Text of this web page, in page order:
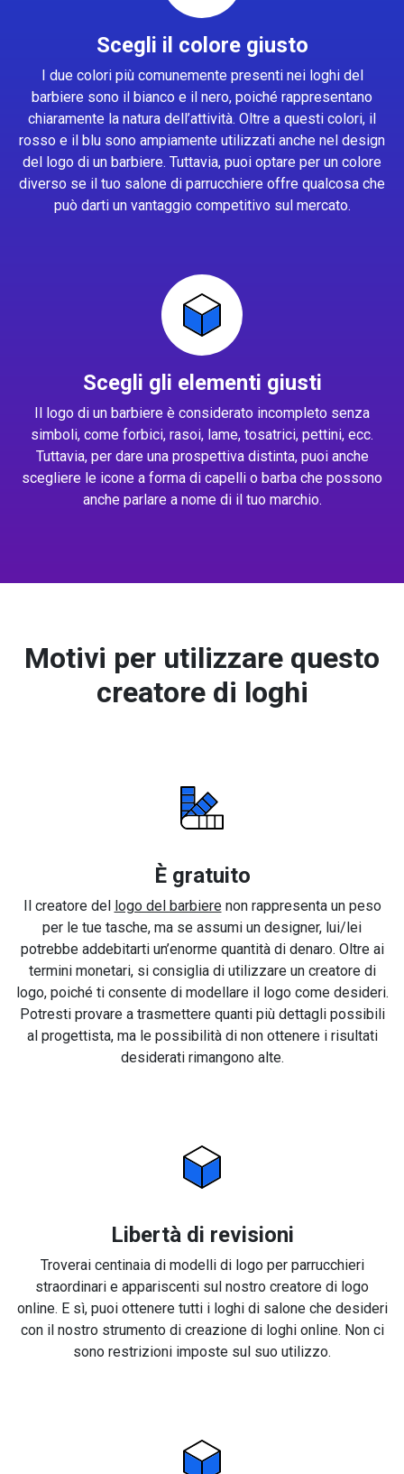
Scegli il colore giusto
I due colori più comunemente presenti nei loghi del
barbiere sono il bianco e il nero, poiché rappresentano
chiaramente la natura dell’attività. Oltre a questi colori, il
rosso e il blu sono ampiamente utilizzati anche nel design
del logo di un barbiere. Tuttavia, puoi optare per un colore
diverso se il tuo salone di parrucchiere offre qualcosa che
può darti un vantaggio competitivo sul mercato.
Scegli gli elementi giusti
Il logo di un barbiere è considerato incompleto senza
simboli, come forbici, rasoi, lame, tosatrici, pettini, ecc.
Tuttavia, per dare una prospettiva distinta, puoi anche
scegliere le icone a forma di capelli o barba che possono
anche parlare a nome di il tuo marchio.
Motivi per utilizzare questo
creatore di loghi
È gratuito
Il creatore del logo del barbierenon rappresenta un peso
per le tue tasche, ma se assumi un designer, lui/lei
potrebbe addebitarti un’enorme quantità di denaro. Oltre ai
termini monetari, si consiglia di utilizzare un creatore di
logo, poiché ti consente di modellare il logo come desideri.
Potresti provare a trasmettere quanti più dettagli possibili
al progettista, ma le possibilità di non ottenere i risultati
desiderati rimangono alte.
Libertà di revisioni
Troverai centinaia di modelli di logo per parrucchieri
straordinari e appariscenti sul nostro creatore di logo
online. E sì, puoi ottenere tutti i loghi di salone che desideri
con il nostro strumento di creazione di loghi online. Non ci
sono restrizioni imposte sul suo utilizzo.